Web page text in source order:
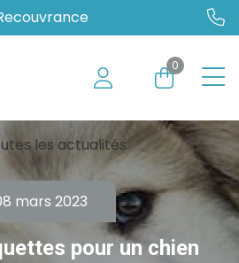
0
les actualités
mars 2023
pour un chien